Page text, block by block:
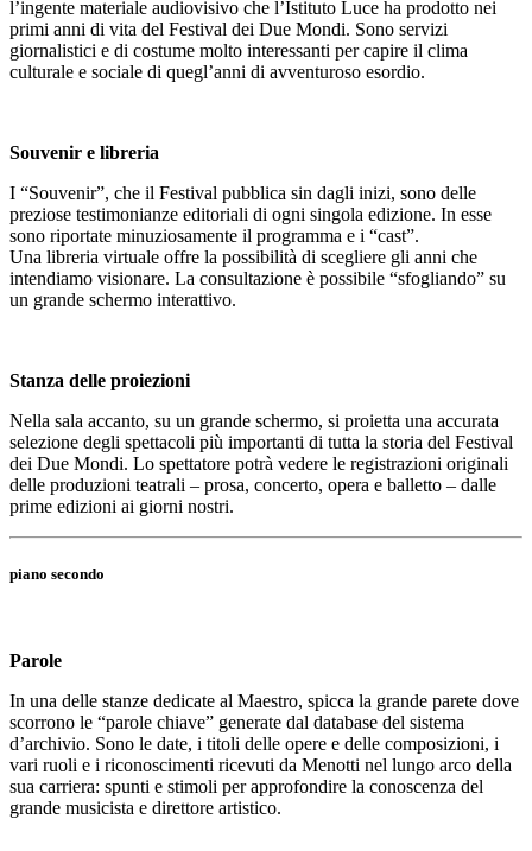
l’ingente materiale audiovisivo che l’Istituto Luce ha prodotto nei
primi anni di vita del Festival dei Due Mondi. Sono servizi
giornalistici e di costume molto interessanti per capire il clima
culturale e sociale di quegl’anni di avventuroso esordio.
Souvenir e libreria
I “Souvenir”, che il Festival pubblica sin dagli inizi, sono delle
preziose testimonianze editoriali di ogni singola edizione. In esse
sono riportate minuziosamente il programma e i “cast”.
Una libreria virtuale offre la possibilità di scegliere gli anni che
intendiamo visionare. La consultazione è possibile “sfogliando” su
un grande schermo interattivo.
Stanza delle proiezioni
Nella sala accanto, su un grande schermo, si proietta una accurata
selezione degli spettacoli più importanti di tutta la storia del Festival
dei Due Mondi. Lo spettatore potrà vedere le registrazioni originali
delle produzioni teatrali – prosa, concerto, opera e balletto – dalle
prime edizioni ai giorni nostri.
piano secondo
Parole
In una delle stanze dedicate al Maestro, spicca la grande parete dove
scorrono le “parole chiave” generate dal database del sistema
d’archivio. Sono le date, i titoli delle opere e delle composizioni, i
vari ruoli e i riconoscimenti ricevuti da Menotti nel lungo arco della
sua carriera: spunti e stimoli per approfondire la conoscenza del
grande musicista e direttore artistico.